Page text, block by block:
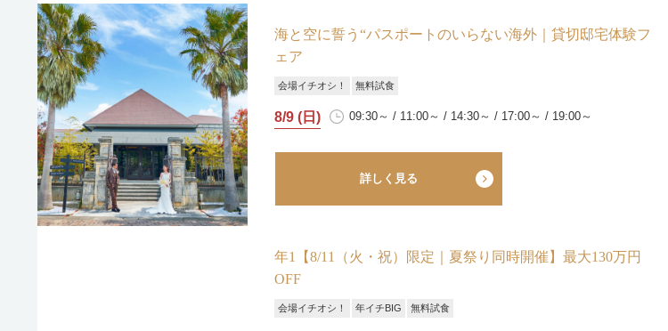
海と空に誓う“パスポートのいらない海外｜貸切邸宅体験フ
ェア
会場イチオシ！ 無料試食
8/9 (日) 09:30～ / 11:00～ / 14:30～ / 17:00～ / 19:00～
詳しく見る
年1【8/11（火・祝）限定｜夏祭り同時開催】最大130万円
OFF
会場イチオシ！ 年イチBIG 無料試食